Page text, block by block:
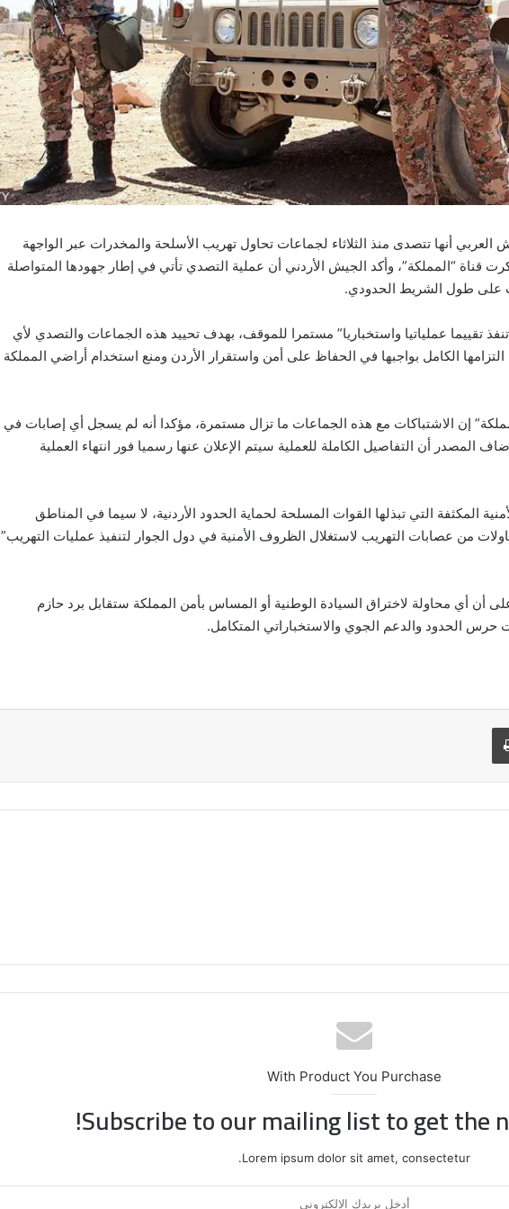
العربي أنها تتصدى منذ الثلاثاء لجماعات تحاول تهريب الأسلحة والمخدرات عبر الواجهة
قناة “المملكة”، وأكد الجيش الأردني أن عملية التصدي تأتي في إطار جهودها المتواصلة
على طول الشريط الحدودي.
تقييما عملياتيا واستخباريا” مستمرا للموقف، بهدف تحييد هذه الجماعات والتصدي لأي
الكامل بواجبها في الحفاظ على أمن واستقرار الأردن ومنع استخدام أراضي المملكة
إن الاشتباكات مع هذه الجماعات ما تزال مستمرة، مؤكدا أنه لم يسجل أي إصابات في
أن التفاصيل الكاملة للعملية سيتم الإعلان عنها رسميا فور انتهاء العملية
المكثفة التي تبذلها القوات المسلحة لحماية الحدود الأردنية، لا سيما في المناطق
من عصابات التهريب لاستغلال الظروف الأمنية في دول الجوار لتنفيذ عمليات التهريب”
على أن أي محاولة لاختراق السيادة الوطنية أو المساس بأمن المملكة ستقابل برد حازم
حرس الحدود والدعم الجوي والاستخباراتي المتكامل.
طباعة
With Product You Purchase
Subscribe to our mailing list to get the
Lorem ipsum dolor sit amet, consectetur.
محافظة
لتحرك